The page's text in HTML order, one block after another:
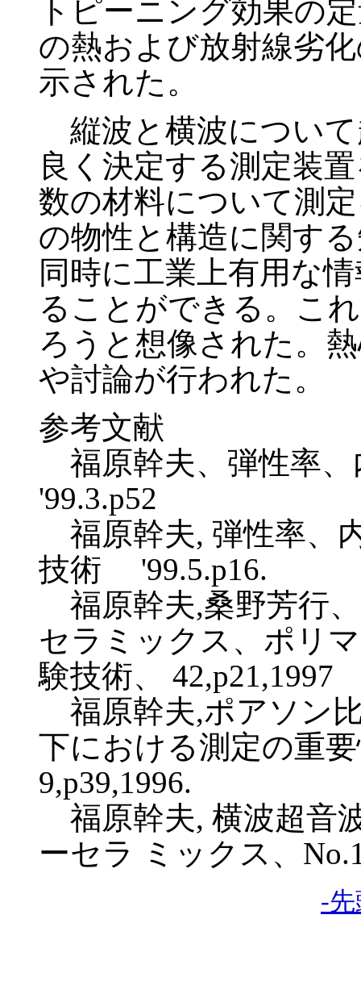
トピーニング効果の
の熱および放射線劣
示された。
縦波と横波につい
良く決定する測定装
数の材料について測
の物性と構造に関す
同時に工業上有用な
ることができる。こ
ろうと想像された。
や討論が行われた。
参考文献
福原幹夫、弾性率、
'99.3.p52
福原幹夫, 弾性率、
技術 '99.5.p16.
福原幹夫,桑野芳行
セラミックス、ポリ
験技術、 42,p21,1997
福原幹夫,ポアソン
下における測定の重
9,p39,1996.
福原幹夫, 横波超音
ーセラ ミックス、
-